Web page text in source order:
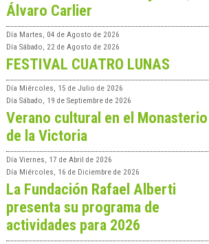
Álvaro Carlier
Día Martes, 04 de Agosto de 2026
Día Sábado, 22 de Agosto de 2026
FESTIVAL CUATRO LUNAS
Día Miércoles, 15 de Julio de 2026
Día Sábado, 19 de Septiembre de 2026
Verano cultural en el Monasterio
de la Victoria
Día Viernes, 17 de Abril de 2026
Día Miércoles, 16 de Diciembre de 2026
La Fundación Rafael Alberti
presenta su programa de
actividades para 2026